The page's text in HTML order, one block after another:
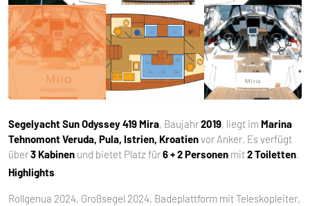
SegelyachtSun Odyssey 419 Mira, Baujahr2019, liegt im Marina
Tehnomont Veruda, Pula, Istrien, Kroatienvor Anker. Es verfügt
über3 Kabinen und bietet Platz für6 + 2 Personen mit2 Toiletten.
Highlights
Rollgenua 2024, Großsegel 2024, Badeplattform mit Teleskopleiter,